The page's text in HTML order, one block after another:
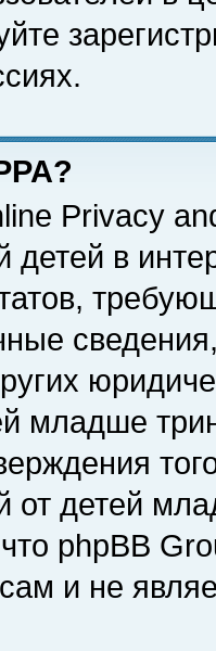
Privacy
в
младше
от детей
phpBB
и не